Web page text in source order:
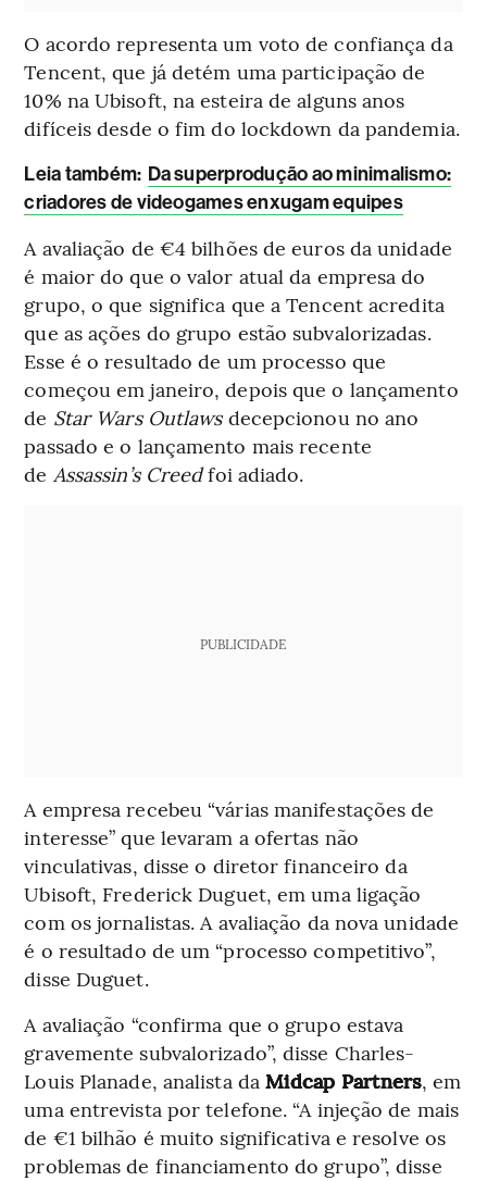
O acordo representa um voto de confiança da
Tencent, que já detém uma participação de
10% na Ubisoft, na esteira de alguns anos
difíceis desde o fim do lockdown da pandemia.
Leia também: Da superprodução ao minimalismo:
criadores de videogames enxugam equipes
A avaliação de €4 bilhões de euros da unidade
é maior do que o valor atual da empresa do
grupo, o que significa que a Tencent acredita
que as ações do grupo estão subvalorizadas.
Esse é o resultado de um processo que
começou em janeiro, depois que o lançamento
de Star Wars Outlawsdecepcionou no ano
passado e o lançamento mais recente
de Assassin’s Creedfoi adiado.
PUBLICIDADE
A empresa recebeu “várias manifestações de
interesse” que levaram a ofertas não
vinculativas, disse o diretor financeiro da
Ubisoft, Frederick Duguet, em uma ligação
com os jornalistas. A avaliação da nova unidade
é o resultado de um “processo competitivo”,
disse Duguet.
A avaliação “confirma que o grupo estava
gravemente subvalorizado”, disse Charles-
Louis Planade, analista daMidcap Partners, em
uma entrevista por telefone. “A injeção de mais
de €1 bilhão é muito significativa e resolve os
problemas de financiamento do grupo”, disse